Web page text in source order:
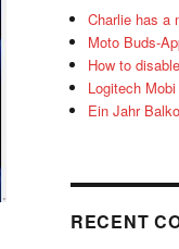
Charlie has a
Moto Buds-
How to
Logitech
Ein Jahr
RECENT